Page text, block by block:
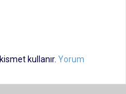
kullanır. Yorum